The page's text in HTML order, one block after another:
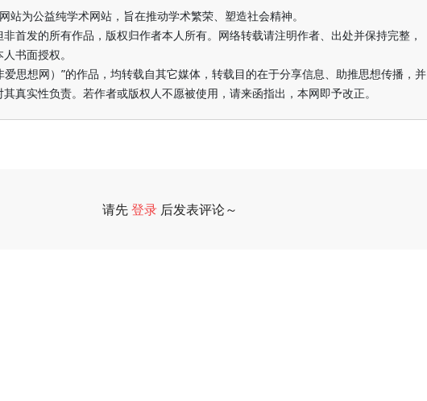
为公益纯学术网站，旨在推动学术繁荣、塑造社会精神。
首发的所有作品，版权归作者本人所有。网络转载请注明作者、出处并保持完整，
书面授权。
爱思想网）”的作品，均转载自其它媒体，转载目的在于分享信息、助推思想传播，并
真实性负责。若作者或版权人不愿被使用，请来函指出，本网即予改正。
请先登录 后发表评论～